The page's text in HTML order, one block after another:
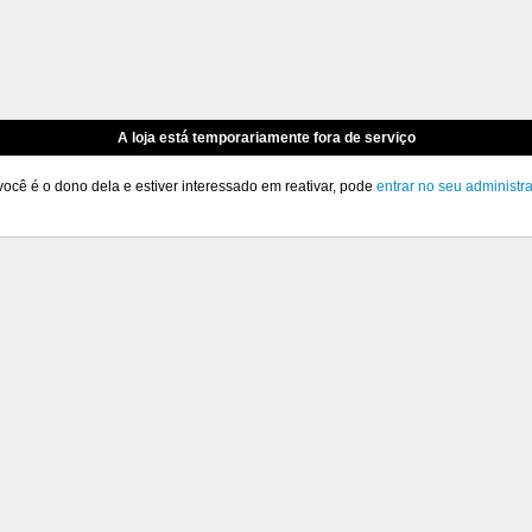
A loja está temporariamente fora de serviço
é o dono dela e estiver interessado em reativar, pode entrar no seu